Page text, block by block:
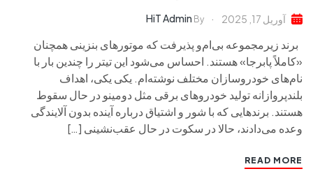
آوریل 17, 2025 By
HiT Admin
برند زیرمجموعه بی‌ام‌و پذیرفت که موتورهای بنزینی همچنان
«کاملاً پابرجا» هستند. احساس می‌شود این تیتر را چندین بار با
نام‌های خودروسازان مختلف نوشته‌ام. یکی یکی، اهداف
بلندپروازانه تولید خودروهای برقی مثل دومینو در حال سقوط
هستند. برندهایی که با شور و اشتیاق درباره آینده بدون آلایندگی
وعده می‌دادند، حالا در سکوت در حال عقب‌نشینی […]
READ MORE